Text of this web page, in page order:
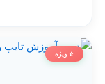
⭐ ویژه